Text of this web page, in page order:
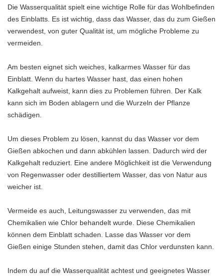
Die Wasserqualität spielt eine wichtige Rolle für das Wohlbefinden
des Einblatts. Es ist wichtig, dass das Wasser, das du zum Gießen
verwendest, von guter Qualität ist, um mögliche Probleme zu
vermeiden.
Am besten eignet sich weiches, kalkarmes Wasser für das
Einblatt. Wenn du hartes Wasser hast, das einen hohen
Kalkgehalt aufweist, kann dies zu Problemen führen. Der Kalk
kann sich im Boden ablagern und die Wurzeln der Pflanze
schädigen.
Um dieses Problem zu lösen, kannst du das Wasser vor dem
Gießen abkochen und dann abkühlen lassen. Dadurch wird der
Kalkgehalt reduziert. Eine andere Möglichkeit ist die Verwendung
von Regenwasser oder destilliertem Wasser, das von Natur aus
weicher ist.
Vermeide es auch, Leitungswasser zu verwenden, das mit
Chemikalien wie Chlor behandelt wurde. Diese Chemikalien
können dem Einblatt schaden. Lasse das Wasser vor dem
Gießen einige Stunden stehen, damit das Chlor verdunsten kann.
Indem du auf die Wasserqualität achtest und geeignetes Wasser